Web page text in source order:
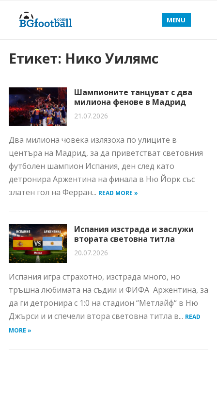
MENU
Етикет: Нико Уилямс
Шампионите танцуват с два
милиона фенове в Мадрид
21.07.2026
Два милиона човека излязоха по улиците в
центъра на Мадрид, за да приветстват световния
футболен шампион Испания, ден след като
детронира Аржентина на финала в Ню Йорк със
златен гол на Ферран... READ MORE »
Испания изстрада и заслужи
втората световна титла
20.07.2026
Испания игра страхотно, изстрада много, но
тръшна любимата на съдии и ФИФА Аржентина, за
да ги детронира с 1:0 на стадион “Метлайф“ в Ню
Джърси и и спечели втора световна титла в... READ
MORE »